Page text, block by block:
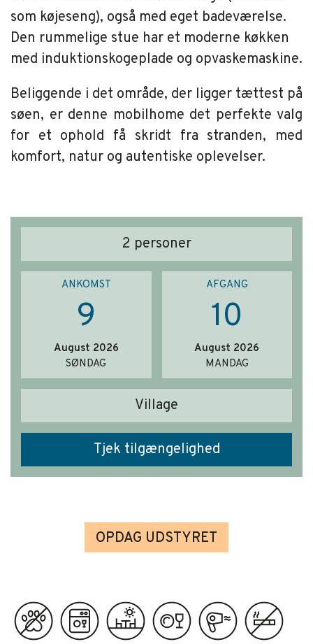
som køjeseng), også med eget badeværelse.
Den rummelige stue har et moderne køkken
med induktionskogeplade og opvaskemaskine.
Beliggende i det område, der ligger tættest på
søen, er denne mobilhome det perfekte valg
for et ophold få skridt fra stranden, med
komfort, natur og autentiske oplevelser.
2 personer
ANKOMST
9
August 2026
SØNDAG
AFGANG
10
August 2026
MANDAG
Village
Tjek tilgængelighed
OPDAG UDSTYRET